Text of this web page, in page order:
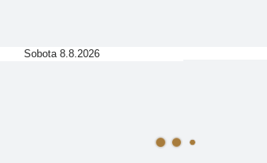
Sobota 8.8.2026